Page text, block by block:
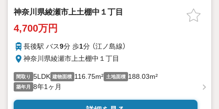
神奈川県綾瀬市上土棚中１丁目
4,700万円
長後駅 バス9分 歩1分 （江ノ島線）
神奈川県綾瀬市上土棚中１丁目
間取り 5LDK 建物面積 116.75m² 土地面積 188.03m²
築年月 8年1ヶ月